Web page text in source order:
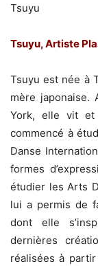
Tsuyu
Tsuyu, Artiste
Tsuyu est née à
mère japonaise.
York, elle vit et
commencé à
Danse
formes
étudier les Arts
lui a permis de
dont elle
dernières
réalisées à